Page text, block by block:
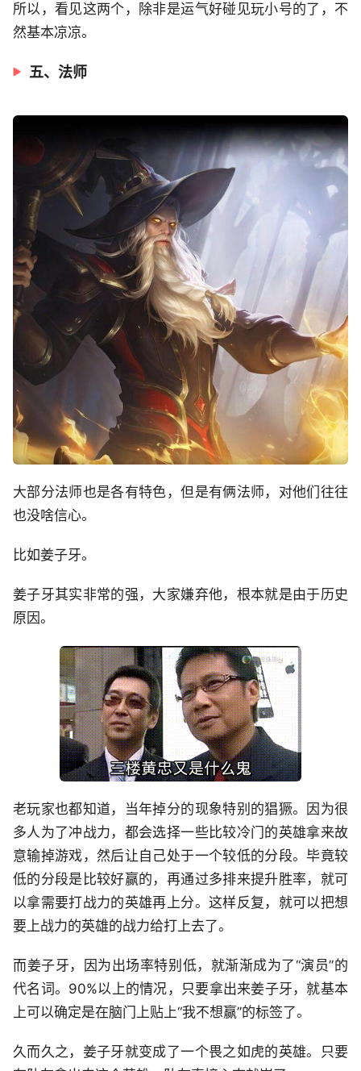
所以，看见这两个，除非是运气好碰见玩小号的了，不
然基本凉凉。
五、法师
大部分法师也是各有特色，但是有俩法师，对他们往往
也没啥信心。
比如姜子牙。
姜子牙其实非常的强，大家嫌弃他，根本就是由于历史
原因。
老玩家也都知道，当年掉分的现象特别的猖獗。因为很
多人为了冲战力，都会选择一些比较冷门的英雄拿来故
意输掉游戏，然后让自己处于一个较低的分段。毕竟较
低的分段是比较好赢的，再通过多排来提升胜率，就可
以拿需要打战力的英雄再上分。这样反复，就可以把想
要上战力的英雄的战力给打上去了。
而姜子牙，因为出场率特别低，就渐渐成为了“演员”的
代名词。90%以上的情况，只要拿出来姜子牙，就基本
上可以确定是在脑门上贴上“我不想赢”的标签了。
久而久之，姜子牙就变成了一个畏之如虎的英雄。只要